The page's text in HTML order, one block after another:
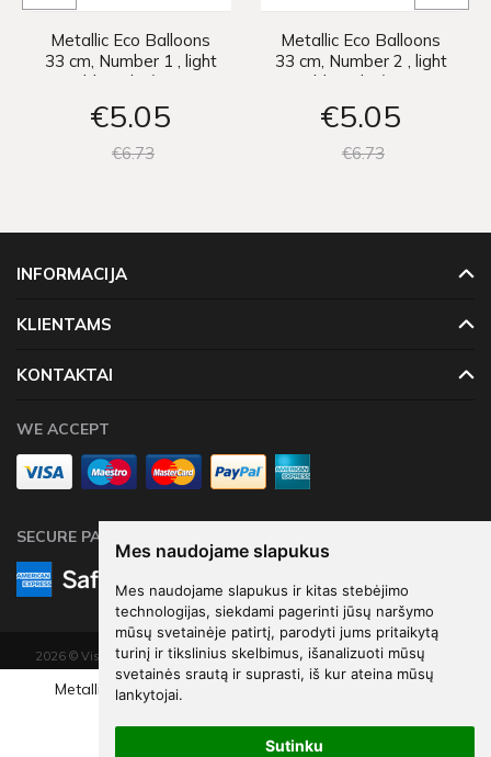
Mes naudojame slapukus
Mes naudojame slapukus ir kitas stebėjimo
technologijas, siekdami pagerinti jūsų naršymo
mūsų svetainėje patirtį, parodyti jums pritaikytą
turinį ir tikslinius skelbimus, išanalizuoti mūsų
svetainės srautą ir suprasti, iš kur ateina mūsų
lankytojai.
Sutinku
Metallic Eco Balloons
33 cm, Number 1 , light
gold (1 pkt / 6 pc.)
€5 05
€673
Metallic Eco Balloons
33 cm, Number 2 , light
gold (1 pkt / 6 pc.)
€5 05
€673
Metallic Eco Balloons 33 cm, Number 9 , light gold (1 pkt / 6
pc.)
€505
INFORMACIJA
KLIENTAMS
KONTAKTAI
WE ACCEPT
SECURE PAYMENTS
2026 © Visos teisės saugomos. Kopijuoti, platinti svetainės turinį be autorių
sutikimo draudžiama.
Elektroninių parduotuvių nuoma